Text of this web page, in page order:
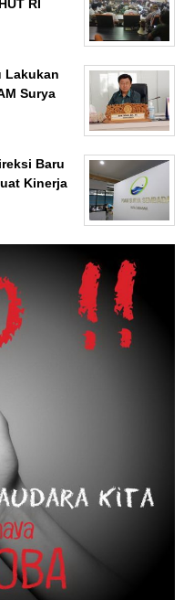
RI
Lakukan
Surya
Baru
Kinerja